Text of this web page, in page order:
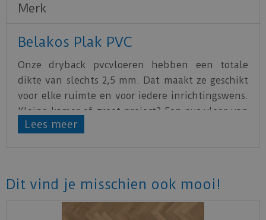
Merk
Belakos Plak PVC
Onze dryback pvcvloeren hebben een totale
dikte van slechts 2,5 mm. Dat maakt ze geschikt
voor elke ruimte en voor iedere inrichtingswens.
Kleine kamer of groot project? Een pvc-vloer van
Belakos laat zich overal leggen! Prettig bij elke
vloerkoeling er gemakkelijk doorheen kan
komen. Ook geschikt voor de badkamer Wil je
Lees meer
Dit vind je misschien ook mooi!